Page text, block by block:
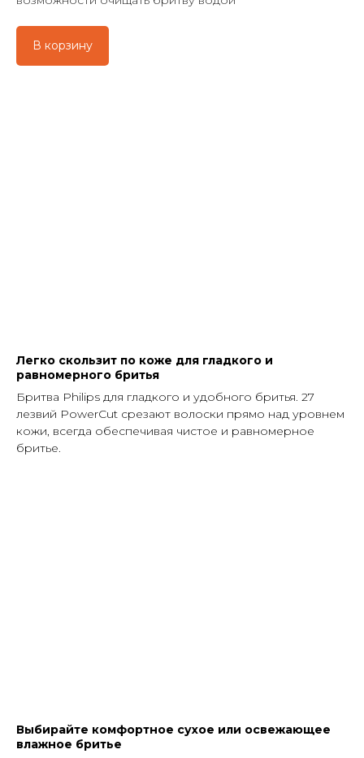
В корзину
Легко скользит по коже для гладкого и
равномерного бритья
Бритва Philips для гладкого и удобного бритья. 27
лезвий PowerCut срезают волоски прямо над уровнем
кожи, всегда обеспечивая чистое и равномерное
бритье.
Выбирайте комфортное сухое или освежающее
влажное бритье